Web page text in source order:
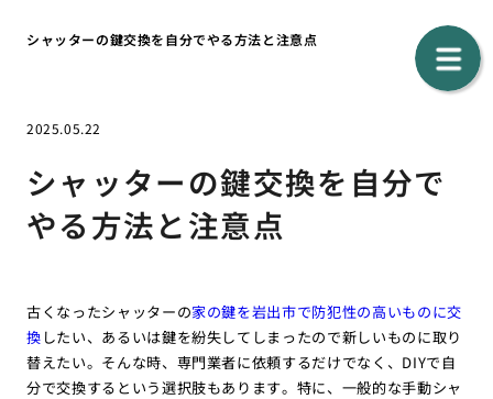
シャッターの鍵交換を自分でやる方法と注意点
2025.05.22
シャッターの鍵交換を自分で
やる方法と注意点
古くなったシャッターの家の鍵を岩出市で防犯性の高いものに交
換 したい、あるいは鍵を紛失してしまったので新しいものに取り
替えたい。そんな時、専門業者に依頼するだけでなく、DIYで自
分で交換するという選択肢もあります。特に、一般的な手動シャ